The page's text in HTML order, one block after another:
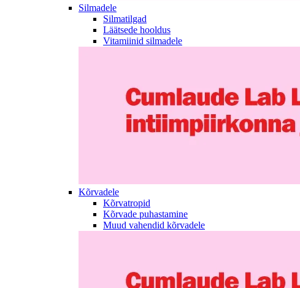
Silmadele
Silmatilgad
Läätsede hooldus
Vitamiinid silmadele
Kõrvadele
Kõrvatropid
Kõrvade puhastamine
Muud vahendid kõrvadele